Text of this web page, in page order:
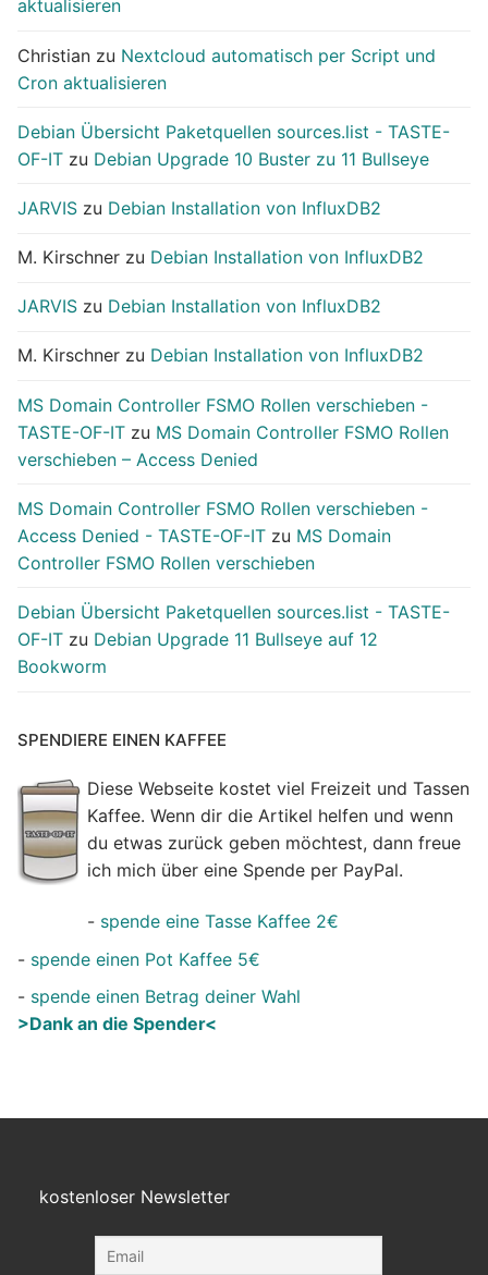
aktualisieren
Christian zu Nextcloud automatisch per Script und
Cron aktualisieren
Debian Übersicht Paketquellen sources.list - TASTE-
OF-IT zu Debian Upgrade 10 Buster zu 11 Bullseye
JARVIS zu Debian Installation von InfluxDB2
M. Kirschner zu Debian Installation von InfluxDB2
JARVIS zu Debian Installation von InfluxDB2
M. Kirschner zu Debian Installation von InfluxDB2
MS Domain Controller FSMO Rollen verschieben -
TASTE-OF-IT zu MS Domain Controller FSMO Rollen
verschieben – Access Denied
MS Domain Controller FSMO Rollen verschieben -
Access Denied - TASTE-OF-IT zu MS Domain
Controller FSMO Rollen verschieben
Debian Übersicht Paketquellen sources.list - TASTE-
OF-IT zu Debian Upgrade 11 Bullseye auf 12
Bookworm
SPENDIERE EINEN KAFFEE
Diese Webseite kostet viel Freizeit und Tassen
Kaffee. Wenn dir die Artikel helfen und wenn
du etwas zurück geben möchtest, dann freue
ich mich über eine Spende per PayPal.
- spende eine Tasse Kaffee 2€
- spende einen Pot Kaffee 5€
- spende einen Betrag deiner Wahl
>Dank an die Spender<
kostenloser Newsletter